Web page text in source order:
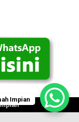
Impian